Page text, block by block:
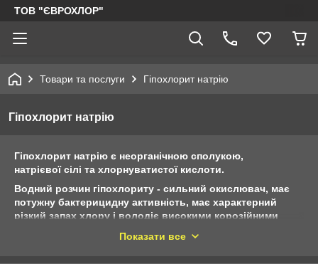
ТОВ "ЄВРОХЛОР"
Товари та послуги Гіпохлорит натрію
Гіпохлорит натрію
Гіпохлорит натрію є неорганічною сполукою,
натрієвої сілі та хлорнуватистої кислоти.
Водний розчин гіпохлориту - сильний окислювач, має
потужну бактерицидну активність, має характерний
різкий запах хлору і володіє високими корозійними
розчину солі - «лабарракова вода» або «жавелева
Показати все